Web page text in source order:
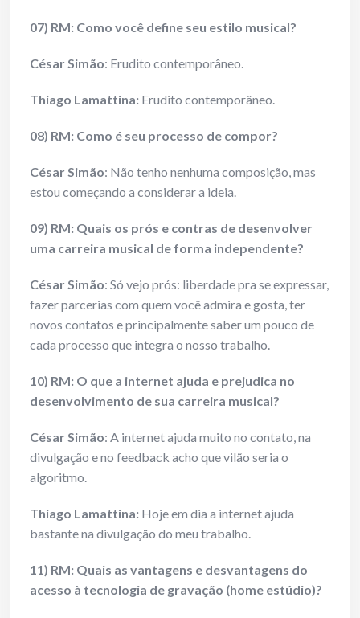
07) RM: Como você define seu estilo musical?
César Simão: Erudito contemporâneo.
Thiago Lamattina: Erudito contemporâneo.
08) RM: Como é seu processo de compor?
César Simão: Não tenho nenhuma composição, mas
estou começando a considerar a ideia.
09) RM: Quais os prós e contras de desenvolver
uma carreira musical de forma independente?
César Simão: Só vejo prós: liberdade pra se expressar,
fazer parcerias com quem você admira e gosta, ter
novos contatos e principalmente saber um pouco de
cada processo que integra o nosso trabalho.
10) RM: O que a internet ajuda e prejudica no
desenvolvimento de sua carreira musical?
César Simão: A internet ajuda muito no contato, na
divulgação e no feedback acho que vilão seria o
algoritmo.
Thiago Lamattina: Hoje em dia a internet ajuda
bastante na divulgação do meu trabalho.
11) RM: Quais as vantagens e desvantagens do
acesso à tecnologia de gravação (home estúdio)?